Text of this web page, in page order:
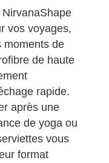
vos voyages,
moments de
de haute
rapide.
après une
de yoga ou
vous
format